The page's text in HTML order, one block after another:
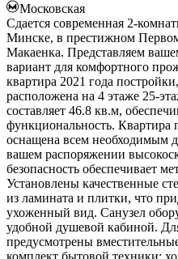
Московская
Сдается современная 2-
Минске, в престижном
Макаенка. Представляем
вариант для комфортного
квартира 2021 года
расположена на 4 этаже 25-
составляет 46.8 кв.м,
функциональность. Квартира
оснащена всем необходимым
вашем распоряжении
безопасность обеспечивает
Установлены качественные
из ламината и плитки, что
ухоженный вид. Санузел
удобной душевой кабиной.
предусмотрены
комплект бытовой техники: